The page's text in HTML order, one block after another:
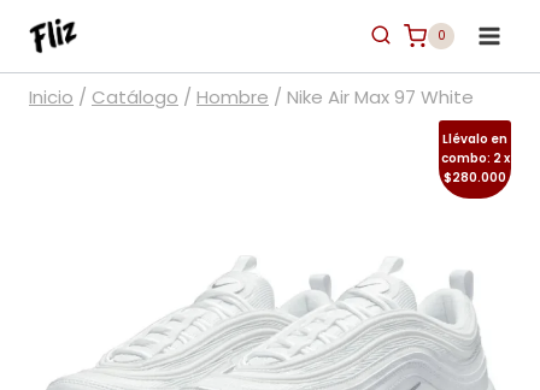
Saltar
contenido
0
Inicio / Catálogo / Hombre / Nike Air Max 97 White
Llévalo en
combo: 2 x
$280.000